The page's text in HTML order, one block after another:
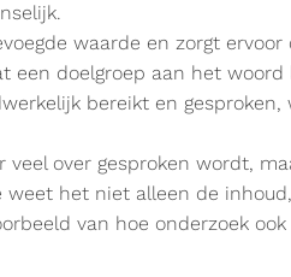
waarde en zorgt ervoor
een doelgroep aan het
bereikt en
over gesproken wordt,
weet het niet alleen de
van hoe onderzoek ook